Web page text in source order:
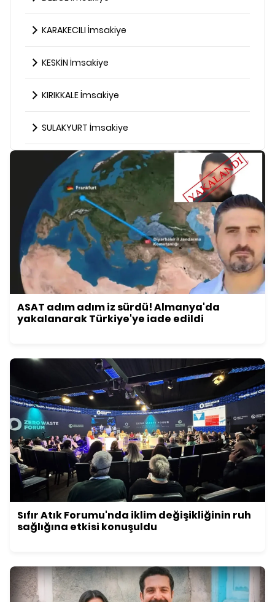
KARAKECILI İmsakiye
KESKİN İmsakiye
KIRIKKALE İmsakiye
SULAKYURT İmsakiye
ASAT adım adım iz sürdü! Almanya'da
yakalanarak Türkiye'ye iade edildi
Sıfır Atık Forumu'nda iklim değişikliğinin ruh
sağlığına etkisi konuşuldu